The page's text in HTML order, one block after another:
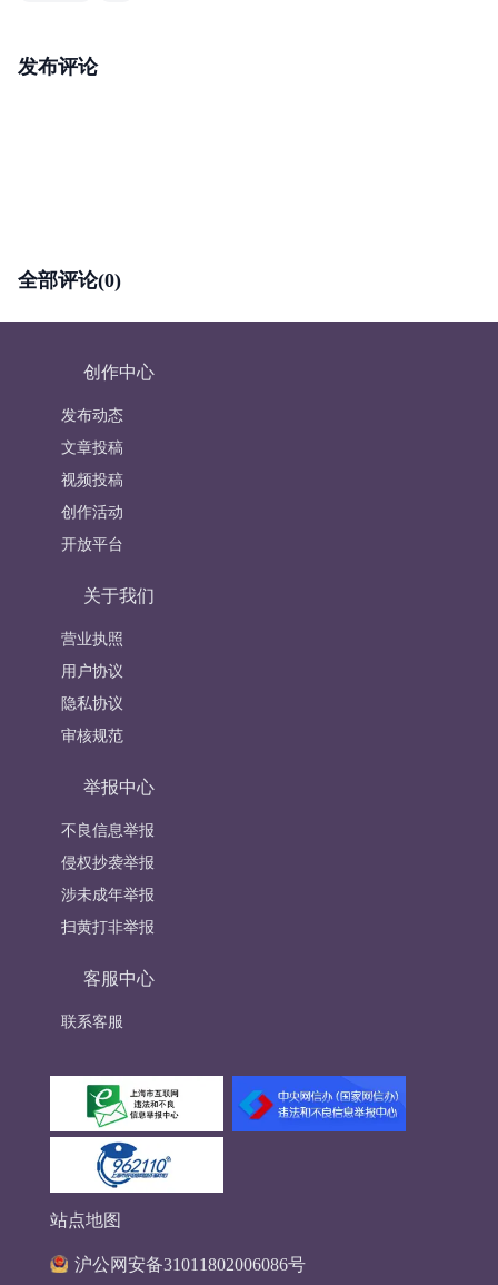
发布评论
全部评论(0)
创作中心
发布动态
文章投稿
视频投稿
创作活动
开放平台
关于我们
营业执照
用户协议
隐私协议
审核规范
举报中心
不良信息举报
侵权抄袭举报
涉未成年举报
扫黄打非举报
客服中心
联系客服
站点地图
沪公网安备31011802006086号